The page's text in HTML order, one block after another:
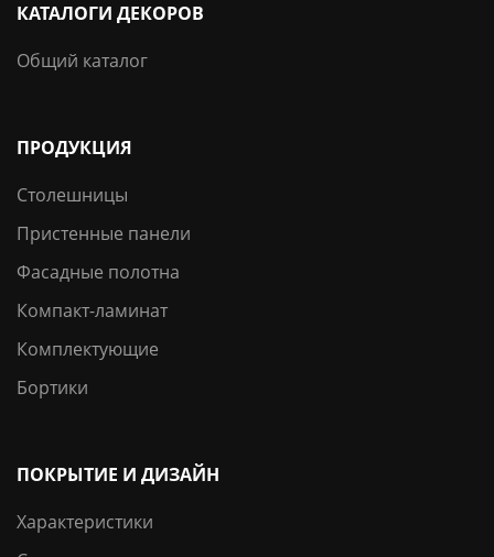
КАТАЛОГИ ДЕКОРОВ
Общий каталог
ПРОДУКЦИЯ
Столешницы
Пристенные панели
Фасадные полотна
Компакт-ламинат
Комплектующие
Бортики
ПОКРЫТИЕ И ДИЗАЙН
Характеристики